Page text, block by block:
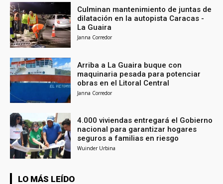
Culminan mantenimiento de juntas de
dilatación en la autopista Caracas -
La Guaira
Janna Corredor
Arriba a La Guaira buque con
maquinaria pesada para potenciar
obras en el Litoral Central
Janna Corredor
4.000 viviendas entregará el Gobierno
nacional para garantizar hogares
seguros a familias en riesgo
Wuinder Urbina
LO MÁS LEÍDO